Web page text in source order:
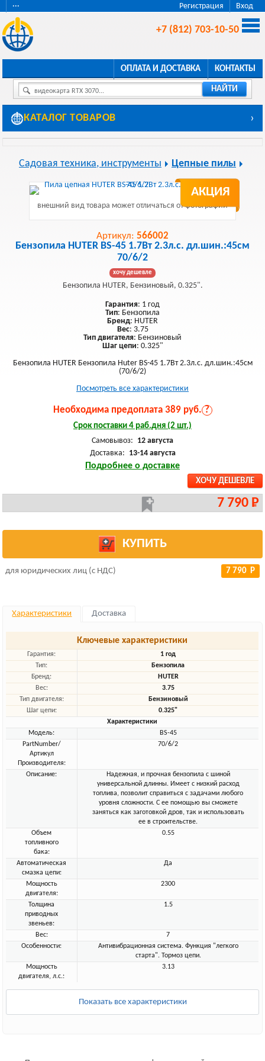
Регистрация Вход
···
+7 (812) 703-10-50
ОПЛАТА И ДОСТАВКА КОНТАКТЫ
видеокарта RTX 3070... НАЙТИ
КАТАЛОГ ТОВАРОВ ›
Садовая техника, инструменты Цепные пилы
АКЦИЯ
внешний вид товара может отличаться от фотографии
Артикул: 566002
Бензопила HUTER BS-45 1.7Вт 2.3л.с. дл.шин.:45см
70/6/2
хочу дешевле
Бензопила HUTER, Бензиновый, 0.325".
Гарантия: 1 год
Тип: Бензопила
Бренд: HUTER
Вес: 3.75
Тип двигателя: Бензиновый
Шаг цепи: 0.325"
Бензопила HUTER Бензопила Huter BS-45 1.7Вт 2.3л.с. дл.шин.:45см
(70/6/2)
Посмотреть все характеристики
Необходима предоплата 389 руб. ?
Срок поставки 4 раб.дня (2 шт.)
Самовывоз: 12 августа
Доставка: 13-14 августа
Подробнее о доставке
ХОЧУ ДЕШЕВЛЕ
7 790 Р
КУПИТЬ
для юридических лиц (с НДС) 7 790 Р
Характеристики Доставка
Ключевые характеристики
Гарантия:
1 год
Тип:
Бензопила
Бренд:
HUTER
Вес:
3.75
Тип двигателя:
Бензиновый
Шаг цепи:
0.325"
Характеристики
Модель:
BS-45
PartNumber/
Артикул
Производителя:
70/6/2
Описание:
Надежная, и прочная бензопила с шиной
универсальной длинны. Имеет с низкий расход
топлива, позволит справиться с задачами любого
уровня сложности. С ее помощью вы сможете
заняться как заготовкой дров, так и использовать
ее в строительстве.
Объем
топливного
бака:
0.55
Автоматическая
смазка цепи:
Да
Мощность
двигателя:
2300
Толщина
приводных
звеньев:
1.5
Вес:
7
Особенности:
Антивибрационная система. Функция "легкого
старта". Тормоз цепи.
Мощность
двигателя, л.с.:
3.13
Показать все характеристики